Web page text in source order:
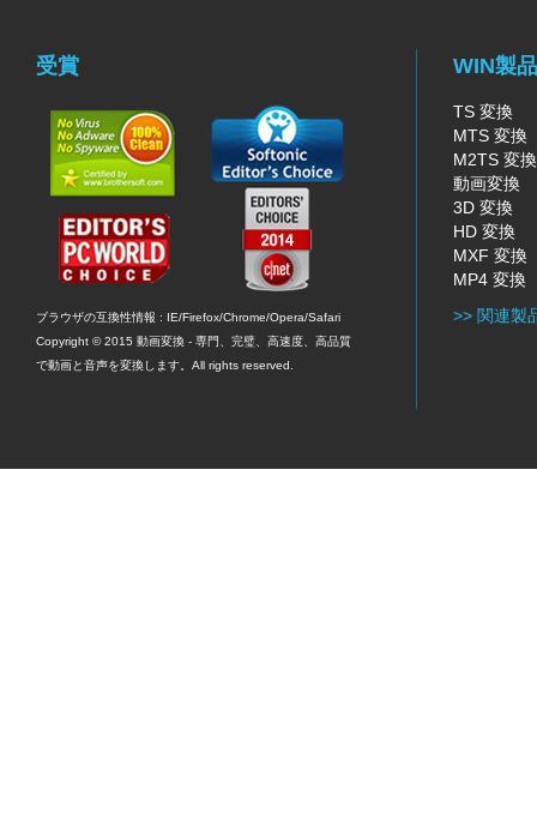
受賞
ブラウザの互換性情報 : IE/Firefox/Chrome/Opera/Safari
Copyright © 2015 動画変換 - 専門、完璧、高速度、高品質
で動画と音声を変換します。All rights reserved.
WIN製品
TS 変換
MTS 変換
M2TS 変換
動画変換
3D 変換
HD 変換
MXF 変換
MP4 変換
>> 関連製